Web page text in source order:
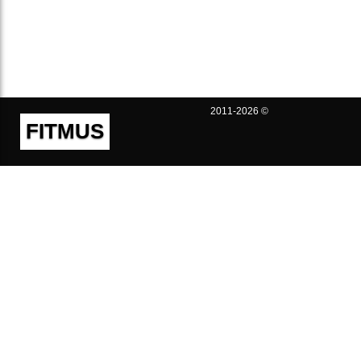
FITMUS
2011-2026 ©